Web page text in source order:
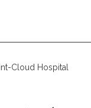
Cloud Hospital